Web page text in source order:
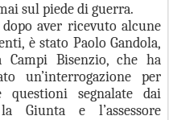
sul piede di guerra.
aver ricevuto alcune
è stato Paolo Gandola,
Bisenzio, che ha
un’interrogazione per
questioni segnalate dai
Giunta e l’assessore